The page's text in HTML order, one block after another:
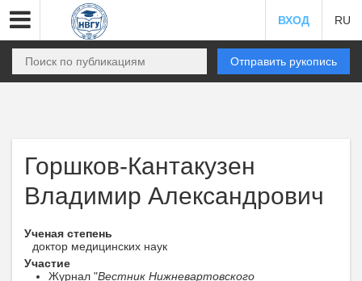
ВХОД RU
Отправить рукопись
Горшков-Кантакузен
Владимир Александрович
Ученая степень
доктор медицинских наук
Участие
Журнал "Вестник Нижневартовского